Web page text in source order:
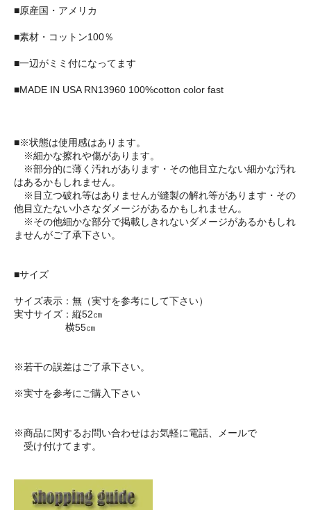
■原産国・アメリカ
■素材・コットン100％
■一辺がミミ付になってます
■MADE IN USA RN13960 100%cotton color fast
■※状態は使用感はあります。
※細かな擦れや傷があります。
※部分的に薄く汚れがあります・その他目立たない細かな汚れ
はあるかもしれません。
※目立つ破れ等はありませんが縫製の解れ等があります・その
他目立たない小さなダメージがあるかもしれません。
※その他細かな部分で掲載しきれないダメージがあるかもしれ
ませんがご了承下さい。
■サイズ
サイズ表示：無（実寸を参考にして下さい）
実寸サイズ：縦52㎝
横55㎝
※若干の誤差はご了承下さい。
※実寸を参考にご購入下さい
※商品に関するお問い合わせはお気軽に電話、メールで
受け付けてます。